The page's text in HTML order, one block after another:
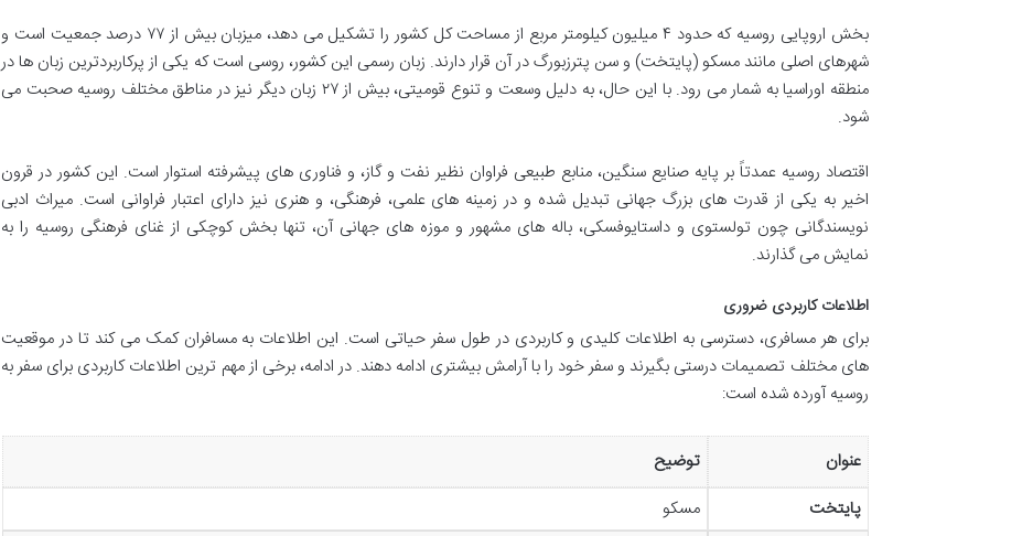
بخش اروپایی روسیه که حدود ۴ میلیون کیلومتر مربع از مساحت کل کشور را تشکیل می دهد، میزبان بیش از ۷۷ درصد جمعیت است و
شهرهای اصلی مانند مسکو (پایتخت) و سن پترزبورگ در آن قرار دارند. زبان رسمی این کشور، روسی است که یکی از پرکاربردترین زبان ها در
منطقه اوراسیا به شمار می رود. با این حال، به دلیل وسعت و تنوع قومیتی، بیش از ۲۷ زبان دیگر نیز در مناطق مختلف روسیه صحبت می
شود.
اقتصاد روسیه عمدتاً بر پایه صنایع سنگین، منابع طبیعی فراوان نظیر نفت و گاز، و فناوری های پیشرفته استوار است. این کشور در قرون
اخیر به یکی از قدرت های بزرگ جهانی تبدیل شده و در زمینه های علمی، فرهنگی، و هنری نیز دارای اعتبار فراوانی است. میراث ادبی
نویسندگانی چون تولستوی و داستایوفسکی، باله های مشهور و موزه های جهانی آن، تنها بخش کوچکی از غنای فرهنگی روسیه را به
نمایش می گذارند.
اطلاعات کاربردی ضروری
برای هر مسافری، دسترسی به اطلاعات کلیدی و کاربردی در طول سفر حیاتی است. این اطلاعات به مسافران کمک می کند تا در موقعیت
های مختلف تصمیمات درستی بگیرند و سفر خود را با آرامش بیشتری ادامه دهند. در ادامه، برخی از مهم ترین اطلاعات کاربردی برای سفر به
روسیه آورده شده است:
عنوان
توضیح
پایتخت
مسکو